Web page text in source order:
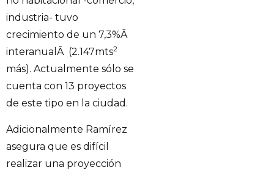
industria- tuvo
crecimiento de un 7,3%Â
interanualÂ (2.147mts2
más). Actualmente sólo se
cuenta con 13 proyectos
de este tipo en la ciudad.
Adicionalmente Ramírez
asegura que es difícil
realizar una proyección